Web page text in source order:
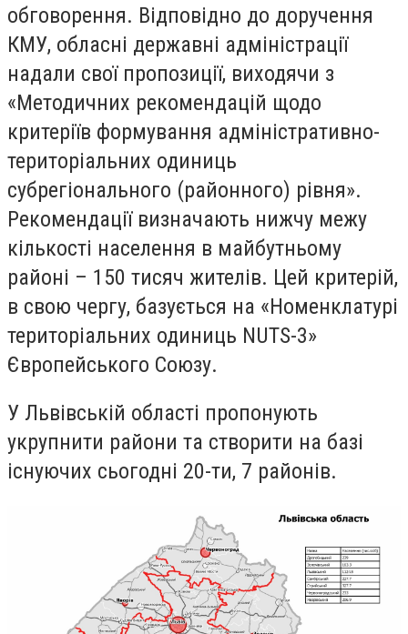
обговорення. Відповідно до доручення
КМУ, обласні державні адміністрації
надали свої пропозиції, виходячи з
«Методичних рекомендацій щодо
критеріїв формування адміністративно-
територіальних одиниць
субрегіонального (районного) рівня».
Рекомендації визначають нижчу межу
кількості населення в майбутньому
районі – 150 тисяч жителів. Цей критерій,
в свою чергу, базується на «Номенклатурі
територіальних одиниць NUTS-3»
Європейського Союзу.
У Львівській області пропонують
укрупнити райони та створити на базі
існуючих сьогодні 20-ти, 7 районів.